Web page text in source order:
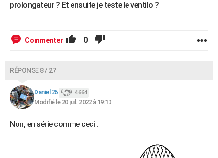
prolongateur ? Et ensuite je teste le ventilo ?
Commenter 0
RÉPONSE 8 / 27
Daniel 26 4 664
Modifié le 20 juil. 2022 à 19:10
Non, en série comme ceci :